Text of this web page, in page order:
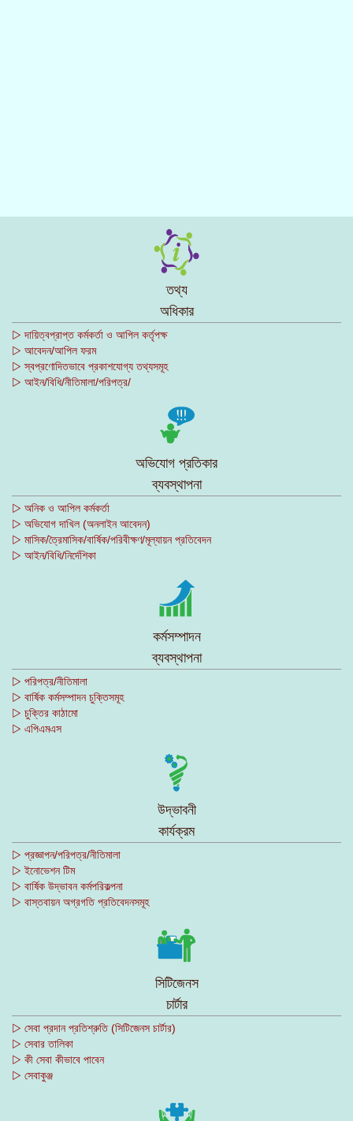
তথ্য
অধিকার
▷ দায়িত্বপ্রাপ্ত কর্মকর্তা ও আপিল কর্তৃপক্ষ
▷ আবেদন/আপিল ফরম
▷ স্বপ্রণোদিতভাবে প্রকাশযোগ্য তথ্যসমূহ
▷ আইন/বিধি/নীতিমালা/পরিপত্র/
অভিযোগ প্রতিকার
ব্যবস্থাপনা
▷ অনিক ও আপিল কর্মকর্তা
▷ অভিযোগ দাখিল (অনলাইন আবেদন)
▷ মাসিক/ত্রৈমাসিক/বার্ষিক/পরিবীক্ষণ/মূল্যায়ন প্রতিবেদন
▷ আইন/বিধি/নির্দেশিকা
কর্মসম্পাদন
ব্যবস্থাপনা
▷ পরিপত্র/নীতিমালা
▷ বার্ষিক কর্মসম্পাদন চুক্তিসমূহ
▷ চুক্তির কাঠামো
▷ এপিএমএস
উদ্ভাবনী
কার্যক্রম
▷ প্রজ্ঞাপন/পরিপত্র/নীতিমালা
▷ ইনোভেশন টিম
▷ বার্ষিক উদ্ভাবন কর্মপরিকল্পনা
▷ বাস্তবায়ন অগ্রগতি প্রতিবেদনসমূহ
সিটিজেনস
চার্টার
▷ সেবা প্রদান প্রতিশ্রুতি (সিটিজেনস চার্টার)
▷ সেবার তালিকা
▷ কী সেবা কীভাবে পাবেন
▷ সেবাকুঞ্জ